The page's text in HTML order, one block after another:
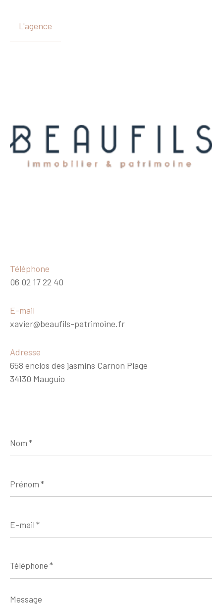
L'agence
Téléphone
06 02 17 22 40
E-mail
xavier@beaufils-patrimoine.fr
Adresse
658 enclos des jasmins Carnon Plage
34130 Mauguio
*
*
mail
*
*
Message
*